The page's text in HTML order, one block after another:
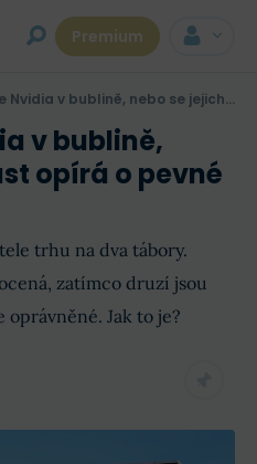
Premium
v bublině, nebo se jejich růst opírá o pevné základy?
v bublině,
opírá o pevné
trhu na dva tábory.
zatímco druzí jsou
Jak to je?